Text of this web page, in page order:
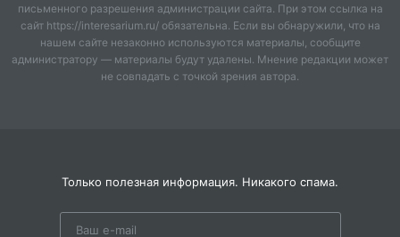
письменного разрешения администрации сайта. При этом ссылка на
сайт https://interesarium.ru/ обязательна. Если вы обнаружили, что на
нашем сайте незаконно используются материалы, сообщите
администратору — материалы будут удалены. Мнение редакции может
не совпадать с точкой зрения автора.
Только полезная информация. Никакого спама.